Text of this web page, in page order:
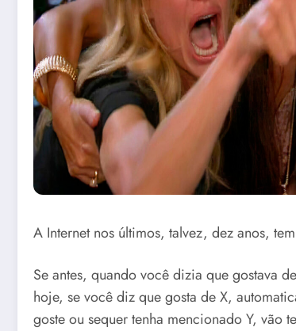
A Internet nos últimos, talvez, dez anos,
Se antes, quando você dizia que gostava
hoje, se você diz que gosta de X,
goste ou sequer tenha mencionado Y, vão